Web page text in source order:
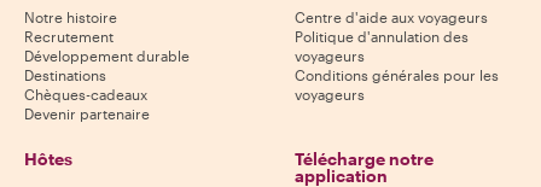
Notre histoire
Recrutement
Développement durable
Destinations
Chèques-cadeaux
Devenir partenaire
Centre d'aide aux voyageurs
Politique d'annulation des
voyageurs
Conditions générales pour les
voyageurs
Hôtes
Télécharge notre
application